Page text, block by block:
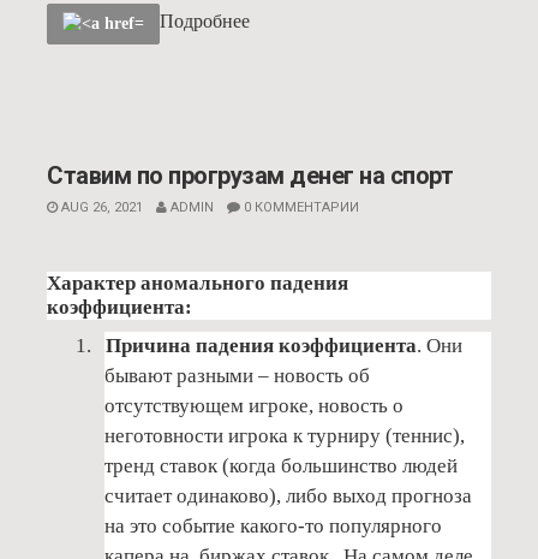
Подробнее
Ставим по прогрузам денег на спорт
AUG 26, 2021 ADMIN 0 КОММЕНТАРИИ
Характер аномального падения
коэффициента:
1.
Причина падения коэффициента. Они
бывают разными – новость об
отсутствующем игроке, новость о
неготовности игрока к турниру (теннис),
тренд ставок (когда большинство людей
считает одинаково), либо выход прогноза
на это событие какого-то популярного